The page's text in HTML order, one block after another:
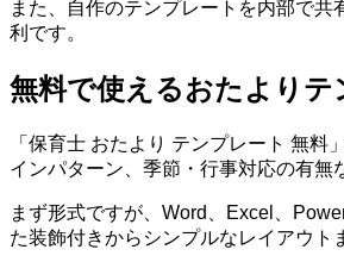
また、自作のテンプレートを内部で
利です。
無料で使えるおたより
「保育士 おたより テンプレート 無
インパターン、季節・行事対応の有無
まず形式ですが、Word、Excel、
た装飾付きからシンプルなレイアウト